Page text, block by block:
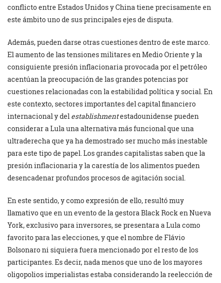
conflicto entre Estados Unidos y China tiene precisamente en
este ámbito uno de sus principales ejes de disputa.
Además, pueden darse otras cuestiones dentro de este marco.
El aumento de las tensiones militares en Medio Oriente y la
consiguiente presión inflacionaria provocada por el petróleo
acentúan la preocupación de las grandes potencias por
cuestiones relacionadas con la estabilidad política y social. En
este contexto, sectores importantes del capital financiero
internacional y del establishmentestadounidense pueden
considerar a Lula una alternativa más funcional que una
ultraderecha que ya ha demostrado ser mucho más inestable
para este tipo de papel. Los grandes capitalistas saben que la
presión inflacionaria y la carestía de los alimentos pueden
desencadenar profundos procesos de agitación social.
En este sentido, y como expresión de ello, resultó muy
llamativo que en un evento de la gestora Black Rock en Nueva
York, exclusivo para inversores, se presentara a Lula como
favorito para las elecciones, y que el nombre de Flávio
Bolsonaro ni siquiera fuera mencionado por el resto de los
participantes. Es decir, nada menos que uno de los mayores
oligopolios imperialistas estaba considerando la reelección de